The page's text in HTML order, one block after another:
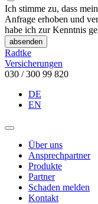
Ich stimme zu, dass
Anfrage erhoben und
habe ich zur Kenntnis
absenden
Radtke
Versicherungen
030 / 300 99 820
DE
EN
Über uns
Ansprechpartner
Produkte
Partner
Schaden melden
Kontakt